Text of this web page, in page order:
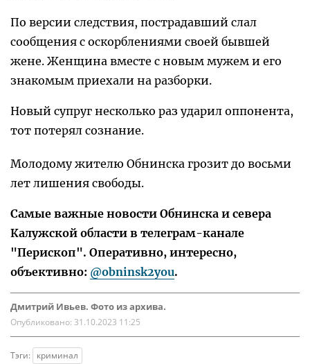
По версии следствия, пострадавший слал
сообщения с оскорблениями своей бывшей
жене. Женщина вместе с новым мужем и его
знакомым приехали на разборки.
Новый супруг несколько раз ударил оппонента,
тот потерял сознание.
Молодому жителю Обнинска грозит до восьми
лет лишения свободы.
Самые важные новости Обнинска и севера
Калужской области в телеграм-канале
"Перископ". Оперативно, интересно,
объективно: @obninsk2you.
Дмитрий Ивьев. Фото из архива.
Опубликовано: 31.10.2023 11:25
Тэги: криминал